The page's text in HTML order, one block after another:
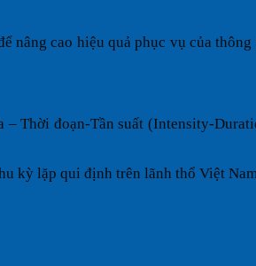
nâng cao hiệu quả phục vụ của
– Thời đoạn-Tần suất (Intensity-
kỳ lặp qui định trên lãnh thổ Việt